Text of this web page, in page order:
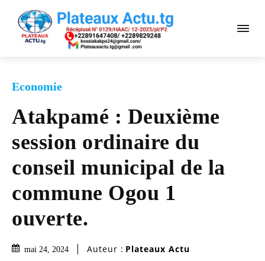
Economie
Atakpamé : Deuxième
session ordinaire du
conseil municipal de la
commune Ogou 1
ouverte.
mai 24, 2024 Auteur : Plateaux Actu